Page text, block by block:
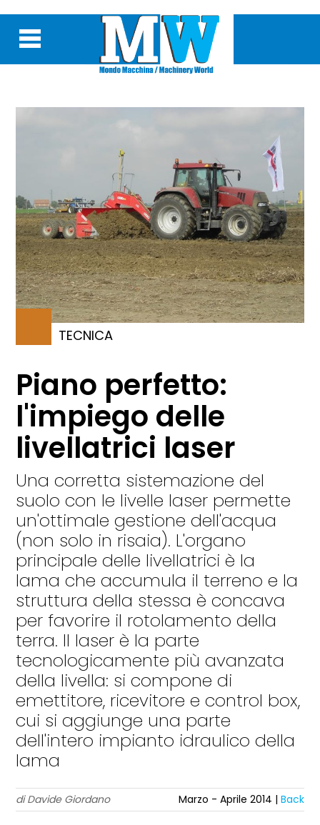
TECNICA
Piano perfetto:
l'impiego delle
livellatrici laser
Una corretta sistemazione del
suolo con le livelle laser permette
un'ottimale gestione dell'acqua
(non solo in risaia). L'organo
principale delle livellatrici è la
lama che accumula il terreno e la
struttura della stessa è concava
per favorire il rotolamento della
terra. Il laser è la parte
tecnologicamente più avanzata
della livella: si compone di
emettitore, ricevitore e control box,
cui si aggiunge una parte
dell'intero impianto idraulico della
lama
di Davide Giordano Marzo - Aprile 2014 | Back